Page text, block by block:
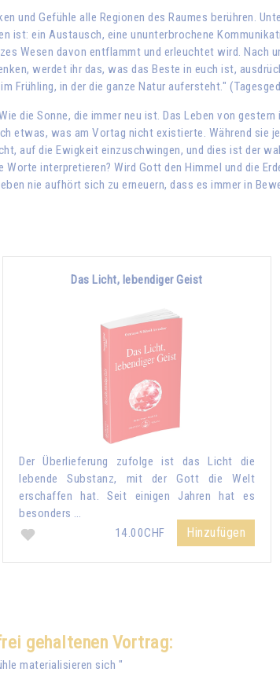
und Gefühle alle Regionen des Raumes berühren.
ist: ein Austausch, eine ununterbrochene
Wesen davon entflammt und erleuchtet wird. Nach
werdet ihr das, was das Beste in euch ist,
Frühling, in der die ganze Natur aufersteht."
die Sonne, die immer neu ist. Das Leben von
etwas, was am Vortag nicht existierte. Während sie
auf die Ewigkeit einzuschwingen, und dies ist der
interpretieren? Wird Gott den Himmel und die
nie aufhört sich zu erneuern, dass es immer in
Das Licht, lebendiger Geist
Der Überlieferung zufolge ist das Licht die
lebende Substanz, mit der Gott die Welt
erschaffen hat. Seit einigen Jahren hat es
besonders …
14.00CHF
Hinzufügen
gehaltenen Vortrag:
materialisieren sich "